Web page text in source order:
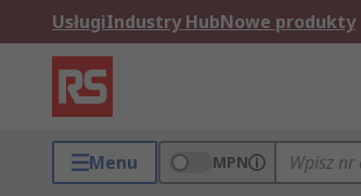
UsługiIndustry HubNowe produkty
Menu MPN